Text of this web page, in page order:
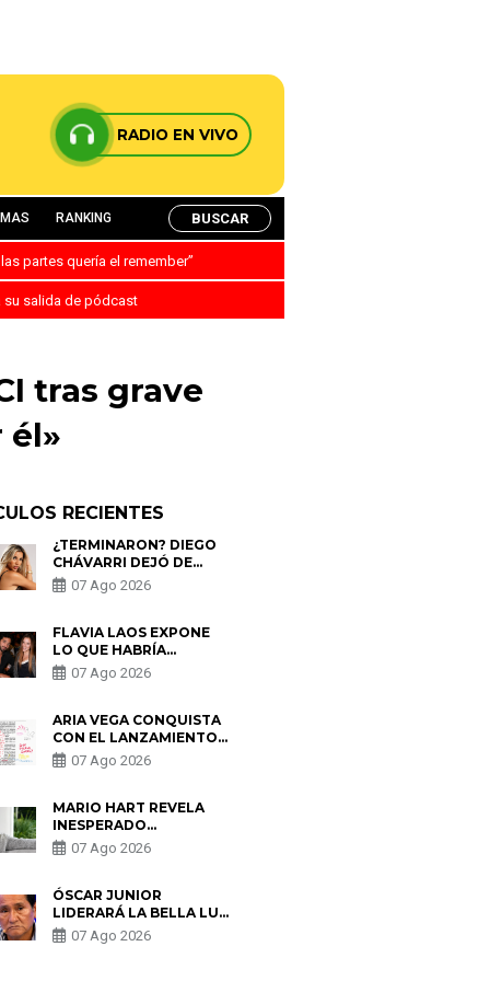
RADIO EN VIVO
RANKING BUSCAR
partes quería el remember”
su salida de pódcast
tras grave
él»
RECIENTES
¿TERMINARON? DIEGO
CHÁVARRI DEJÓ DE
SEGUIR A GABRIELA
HERRERA Y ANUNCIA SU
07 Ago 2026
FLAVIA LAOS EXPONE
LO QUE HABRÍA
BUSCADO PABLO
HEREDIA CON ALE
PARTES QUERÍA EL
REMEMBER”
07 Ago 2026
ARIA VEGA CONQUISTA
CON EL LANZAMIENTO
DE “TOTOTO (+4)”
07 Ago 2026
MARIO HART REVELA
INESPERADO
PROBLEMA DE SALUD
ANTES DE SEPARARSE
ENCONTRARON UN
TUMOR”
07 Ago 2026
ÓSCAR JUNIOR
LIDERARÁ LA BELLA LUZ
TRAS SALIDA DE SU
PADRE POR POLÉMICA
07 Ago 2026